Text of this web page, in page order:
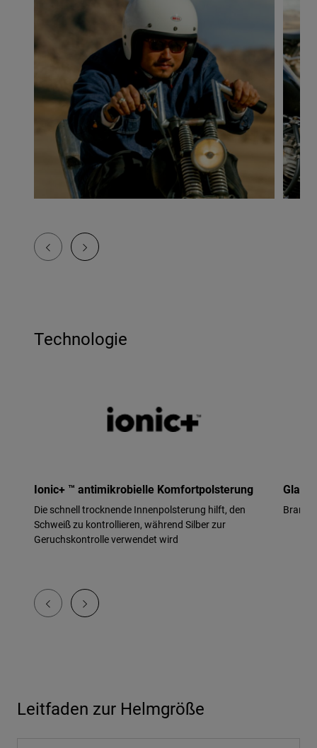
Technologie
Ionic+ ™ antimikrobielle Komfortpolsterung
Die schnell trocknende Innenpolsterung hilft, den
Schweiß zu kontrollieren, während Silber zur
Geruchskontrolle verwendet wird
Leitfaden zur Helmgröße